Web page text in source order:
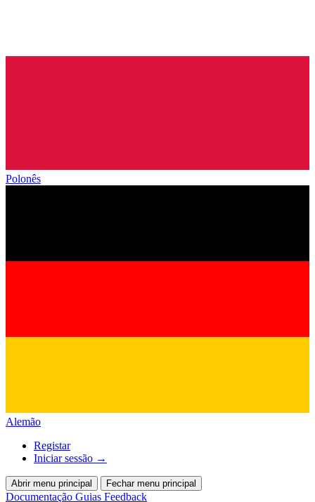
Polonês
Alemão
Registar
Iniciar sessão →
Abrir menu principal Fechar menu principal
Documentação Guias Feedback